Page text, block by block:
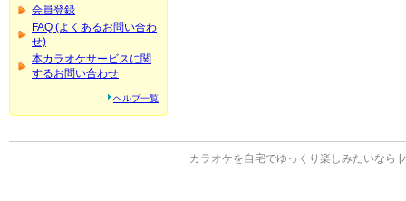
会員登録
FAQ (よくあるお問い合わ
せ)
本カラオケサービスに関
するお問い合わせ
ヘルプ一覧
カラオケを自宅でゆっくり楽しみたいなら [